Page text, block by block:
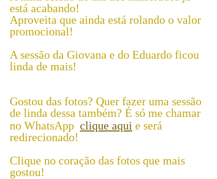
está acabando!
Aproveita que ainda está rolando o valor
promocional!
A sessão da Giovana e do Eduardo ficou
linda de mais!
Gostou das fotos? Quer fazer uma sessão
de linda dessa também? É só me chamar
no WhatsApp clique aqui e será
redirecionado!
Clique no coração das fotos que mais
gostou!